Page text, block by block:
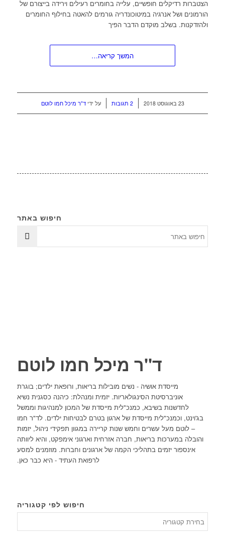
הצטברות רדיקלים חופשיים, עלייה בחומרים רעילים וירידה בייצורם של
הורמונים ושל אנרגיה במיטוכונדריה גורמים להאטה בחילוף החומרים
ולהזדקנות. בשלב מוקדם הדבר הפיך
המשך קריאה…
23 באוגוסט 2018 / 2 תגובות על ידיד"ר מיכל חמו לוטם
חיפוש באתר
ד"ר מיכל חמו לוטם
מייסדת אושיה - נשים מובילות בריאות, ורופאת ילדים; בוגרת
אוניברסיטת הסינגולאריות. יזמית ומנהלת: כיהנה כסגנית נשיא
לחדשנות בשיבא, כמנכ"לית מייסדת של המכון למנהיגות וממשל
בג'וינט, וכמנכ"לית מייסדת של ארגון בטרם לבטיחות ילדים. לד"ר חמו
– לוטם מעל עשרים וחמש שנות קריירה במגוון תפקידי ניהול, יזמות
והובלה במערכות בריאות, חברה אזרחית וארגוני אימפקט, והיא ליוותה
אינספור יזמים בתהליכי הקמה של ארגונים וחברות. מוזמנים למסע
לרפואת העתיד - היא כבר כאן.
חיפוש לפי קטגוריה